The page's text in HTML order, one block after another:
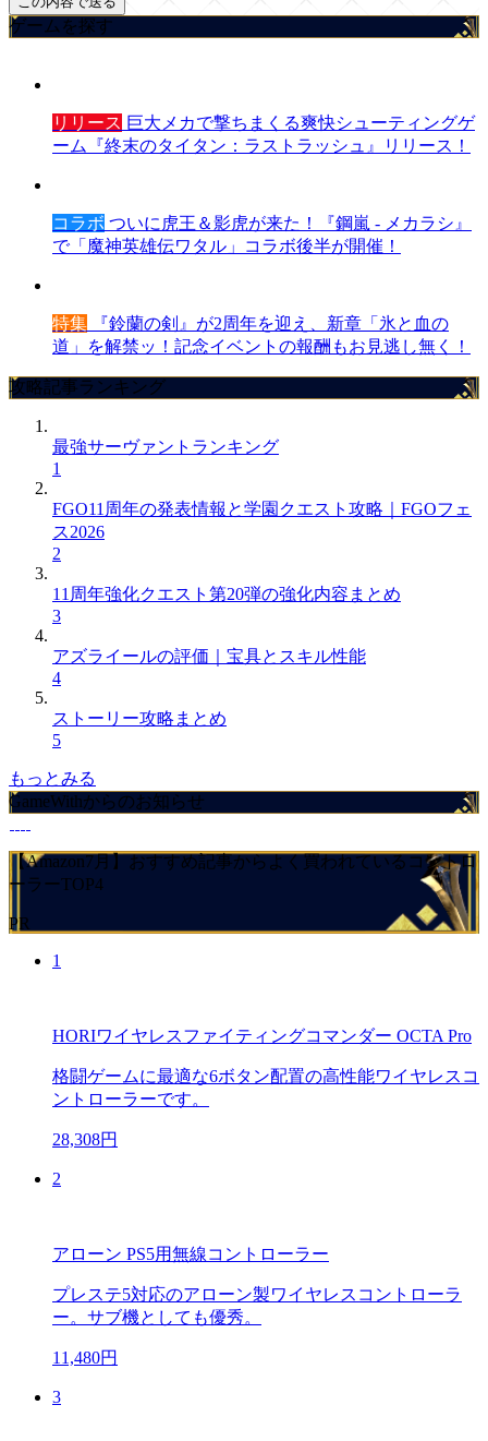
ゲームを探す
リリース 巨大メカで撃ちまくる爽快シューティングゲ
ーム『終末のタイタン：ラストラッシュ』リリース！
コラボ ついに虎王＆影虎が来た！『鋼嵐 - メカラシ』
で「魔神英雄伝ワタル」コラボ後半が開催！
特集 『鈴蘭の剣』が2周年を迎え、新章「氷と血の
道」を解禁ッ！記念イベントの報酬もお見逃し無く！
攻略記事ランキング
最強サーヴァントランキング
1
FGO11周年の発表情報と学園クエスト攻略｜FGOフェ
ス2026
2
11周年強化クエスト第20弾の強化内容まとめ
3
アズライールの評価｜宝具とスキル性能
4
ストーリー攻略まとめ
5
もっとみる
GameWithからのお知らせ
【Amazon7月】おすすめ記事からよく買われているコントロ
ーラーTOP4
PR
1
HORIワイヤレスファイティングコマンダー OCTA Pro
格闘ゲームに最適な6ボタン配置の高性能ワイヤレスコ
ントローラーです。
28,308円
2
アローン PS5用無線コントローラー
プレステ5対応のアローン製ワイヤレスコントローラ
ー。サブ機としても優秀。
11,480円
3